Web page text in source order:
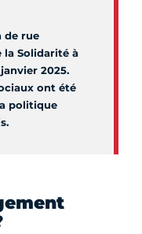
de rue
la Solidarité à
2025.
ont été
politique